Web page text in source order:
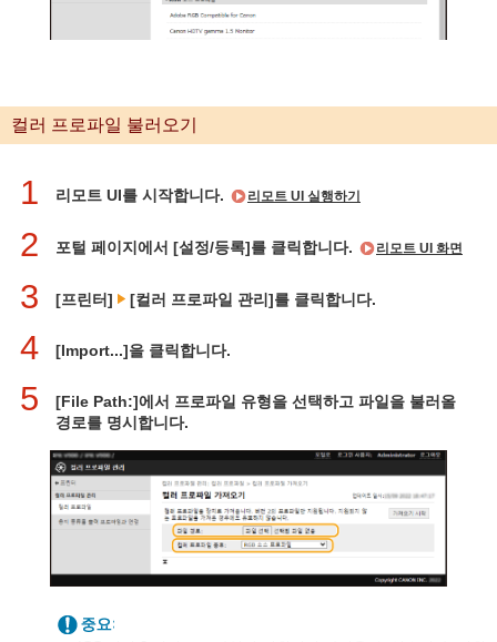
컬러 프로파일 불러오기
1 리모트 UI를 시작합니다. 리모트 UI 실행하기
2 포털 페이지에서 [설정/등록]를 클릭합니다. 리모트 UI 화면
3 [프린터] [컬러 프로파일 관리]를 클릭합니다.
4 [Import...]을 클릭합니다.
5
[File Path:]에서 프로파일 유형을 선택하고 파일을 불러올
경로를 명시합니다.